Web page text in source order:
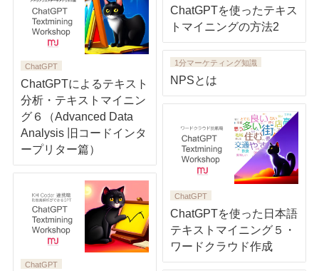
ChatGPTを使ったテキス
トマイニングの方法2
ChatGPT
ChatGPTによるテキスト
分析・テキストマイニン
グ６（Advanced Data
Analysis 旧コードインタ
ープリター篇）
1分マーケティング知識
NPSとは
ChatGPT
ChatGPTを使った日本語
テキストマイニング５・
ワードクラウド作成
ChatGPT